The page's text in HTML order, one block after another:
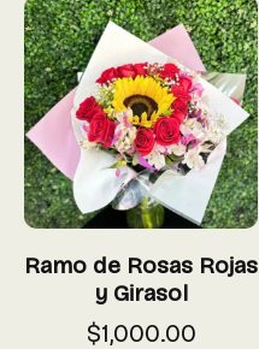
Ramo de Rosas Rojas
y Girasol
$1,000.00